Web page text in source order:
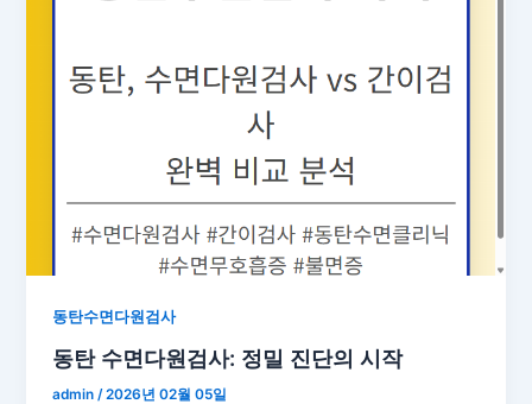
동탄수면다원검사
동탄 수면다원검사: 정밀 진단의 시작
admin/2026년 02월 05일